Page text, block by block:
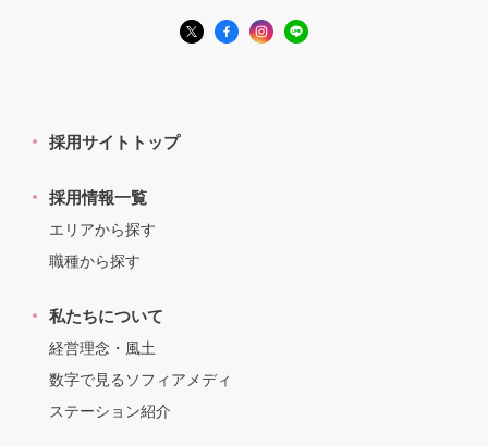
採用サイトトップ
採用情報一覧
エリアから探す
職種から探す
私たちについて
経営理念・風土
数字で見るソフィアメディ
ステーション紹介